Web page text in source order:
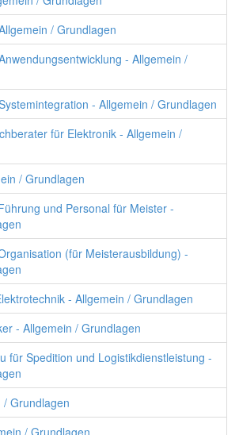
/ Grundlagen
- Allgemein /
- Allgemein / Grundlagen
für Elektronik - Allgemein /
/ Grundlagen
und Personal für Meister -
(für Meisterausbildung) -
- Allgemein / Grundlagen
- Allgemein / Grundlagen
für Spedition und Logistikdienstleistung -
/ Grundlagen
/ Grundlagen